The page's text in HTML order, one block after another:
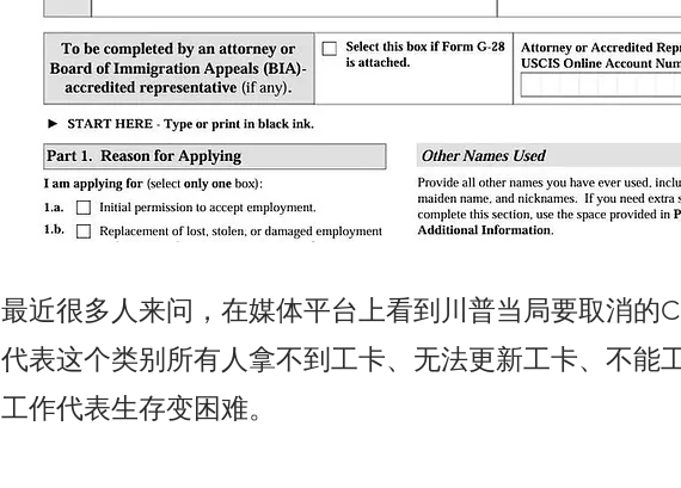
最近很多人来问，在媒体平台上看到川普当局要取消的
代表这个类别所有人拿不到工卡、无法更新工卡、不能
工作代表生存变困难。